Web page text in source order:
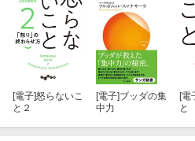
か。
それはいくら強調しても足りないく
名越康文 （精神科医）
【目次】
[電子]怒らないこ
と２
[電子]ブッダの集
中力
[電
と